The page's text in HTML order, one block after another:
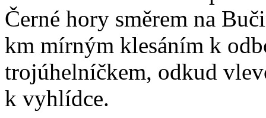
Černé hory směrem na
km mírným klesáním k
trojúhelníčkem, odkud
k vyhlídce.